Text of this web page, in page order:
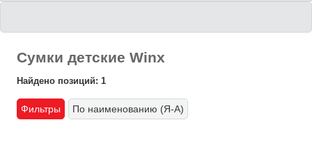
Сумки детские Winx
Найдено позиций: 1
Фильтры По наименованию (Я-А)